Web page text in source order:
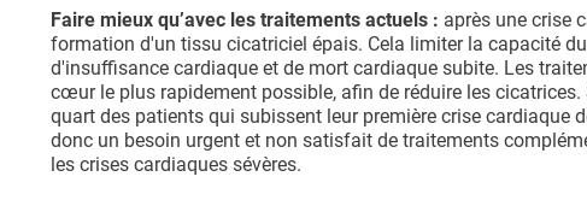
Faire mieux qu’avec les traitements actuels : après une crise
formation d'un tissu cicatriciel épais. Cela limiter la capacité
d'insuffisance cardiaque et de mort cardiaque subite. Les
cœur le plus rapidement possible, afin de réduire les
quart des patients qui subissent leur première crise cardiaque
donc un besoin urgent et non satisfait de traitements
les crises cardiaques sévères.